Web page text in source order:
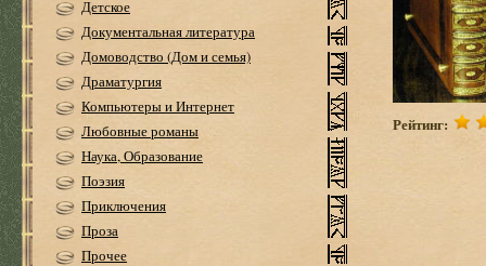
Детское
Документальная литература
Домоводство (Дом и семья)
Драматургия
Компьютеры и Интернет
Любовные романы
Наука, Образование
Поэзия
Приключения
Проза
Прочее
Рейтинг: